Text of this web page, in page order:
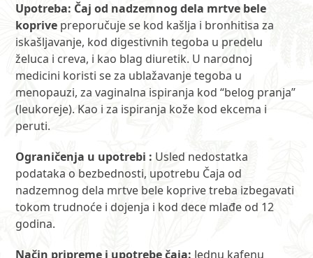
Upotreba: Čaj od nadzemnog dela mrtve bele
koprive preporučuje se kod kašlja i bronhitisa za
iskašljavanje, kod digestivnih tegoba u predelu
želuca i creva, i kao blag diuretik. U narodnoj
medicini koristi se za ublažavanje tegoba u
menopauzi, za vaginalna ispiranja kod “belog pranja”
(leukoreje). Kao i za ispiranja kože kod ekcema i
peruti.
Ograničenja u upotrebi : Usled nedostatka
podataka o bezbednosti, upotrebu Čaja od
nadzemnog dela mrtve bele koprive treba izbegavati
tokom trudnoće i dojenja i kod dece mlađe od 12
godina.
Način pripreme i upotrebe čaja: Jednu kafenu